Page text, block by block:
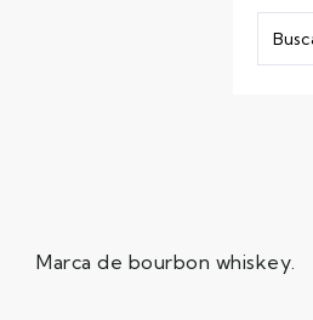
Marca de bourbon whiskey.